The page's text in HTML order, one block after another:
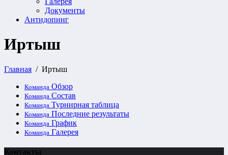
Документы
Антидопинг
Иртыш
Главная Иртыш
Команда Обзор
Команда Состав
Команда Турнирная таблица
Команда Последние результаты
Команда График
Команда Галерея
Контакты